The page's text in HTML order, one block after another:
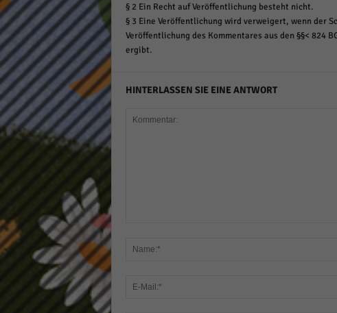
§ 2 Ein Recht auf Veröffentlichung besteht nicht.
§ 3 Eine Veröffentlichung wird verweigert, wenn der
Veröffentlichung des Kommentares aus den §§< 824
ergibt.
HINTERLASSEN SIE EINE ANTWORT